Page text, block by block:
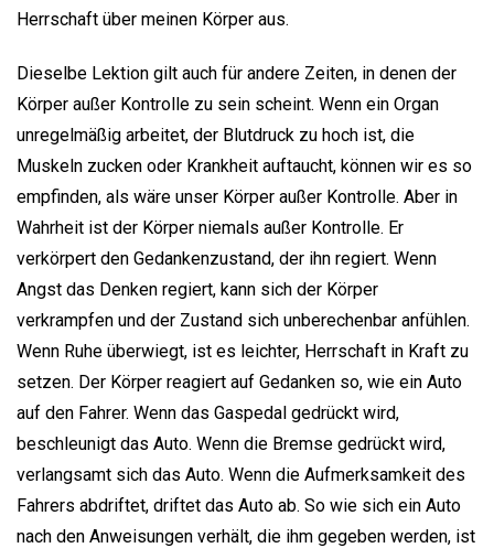
Herrschaft über meinen Körper aus.
Dieselbe Lektion gilt auch für andere Zeiten, in denen der
Körper außer Kontrolle zu sein scheint. Wenn ein Organ
unregelmäßig arbeitet, der Blutdruck zu hoch ist, die
Muskeln zucken oder Krankheit auftaucht, können wir es so
empfinden, als wäre unser Körper außer Kontrolle. Aber in
Wahrheit ist der Körper niemals außer Kontrolle. Er
verkörpert den Gedankenzustand, der ihn regiert. Wenn
Angst das Denken regiert, kann sich der Körper
verkrampfen und der Zustand sich unberechenbar anfühlen.
Wenn Ruhe überwiegt, ist es leichter, Herrschaft in Kraft zu
setzen. Der Körper reagiert auf Gedanken so, wie ein Auto
auf den Fahrer. Wenn das Gaspedal gedrückt wird,
beschleunigt das Auto. Wenn die Bremse gedrückt wird,
verlangsamt sich das Auto. Wenn die Aufmerksamkeit des
Fahrers abdriftet, driftet das Auto ab. So wie sich ein Auto
nach den Anweisungen verhält, die ihm gegeben werden, ist